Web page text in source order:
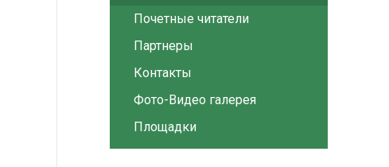
Почетные читатели
Партнеры
Контакты
Фото-Видео галерея
Площадки